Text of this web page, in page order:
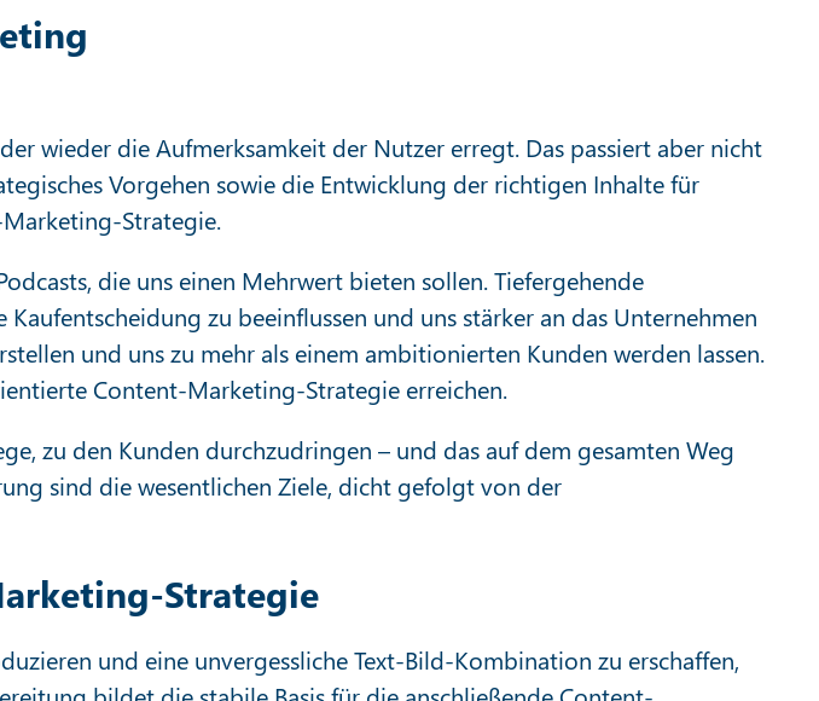
wieder die Aufmerksamkeit der Nutzer erregt. Das passiert aber nicht
Vorgehen sowie die Entwicklung der richtigen Inhalte für
Strategie.
die uns einen Mehrwert bieten sollen. Tiefergehende
zu beeinflussen und uns stärker an das Unternehmen
und uns zu mehr als einem ambitionierten Kunden werden lassen.
Content-Marketing-Strategie erreichen.
zu den Kunden durchzudringen – und das auf dem gesamten Weg
sind die wesentlichen Ziele, dicht gefolgt von der
Strategie
und eine unvergessliche Text-Bild-Kombination zu erschaffen,